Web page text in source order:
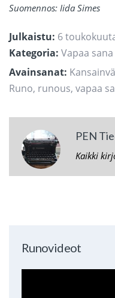
Suomennos: Iida Simes
Julkaistu: 6
Kategoria: Vapaa sana
Avainsanat:
Runo, runous, vapaa
PEN
Kaikki
Runovideot